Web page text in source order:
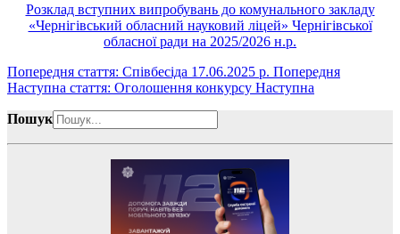
Розклад вступних випробувань до комунального закладу
«Чернігівський обласний науковий ліцей» Чернігівської
обласної ради на 2025/2026 н.р.
Попередня стаття: Співбесіда 17.06.2025 р. Попередня
Наступна стаття: Оголошення конкурсу Наступна
Пошук